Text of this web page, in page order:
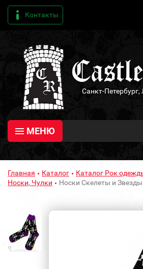
Контакты
Санкт-Петербург,
МЕНЮ
Главная Каталог
Каталог Рок
Носки, Чулки
Носки Скелеты и Звезды